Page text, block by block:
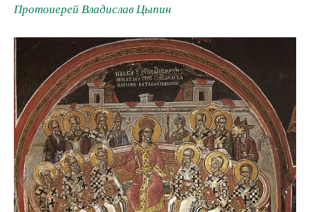
Протоиерей Владислав Цыпин